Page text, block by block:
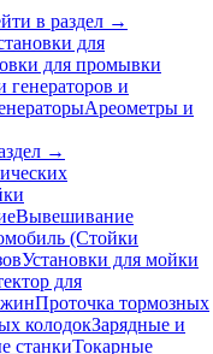
в раздел →
для
для промывки
генераторов и
Ареометры и
→
Вывешивание
(Стойки
Установки для мойки
для
Проточка тормозных
колодокЗарядные и
станкиТокарные